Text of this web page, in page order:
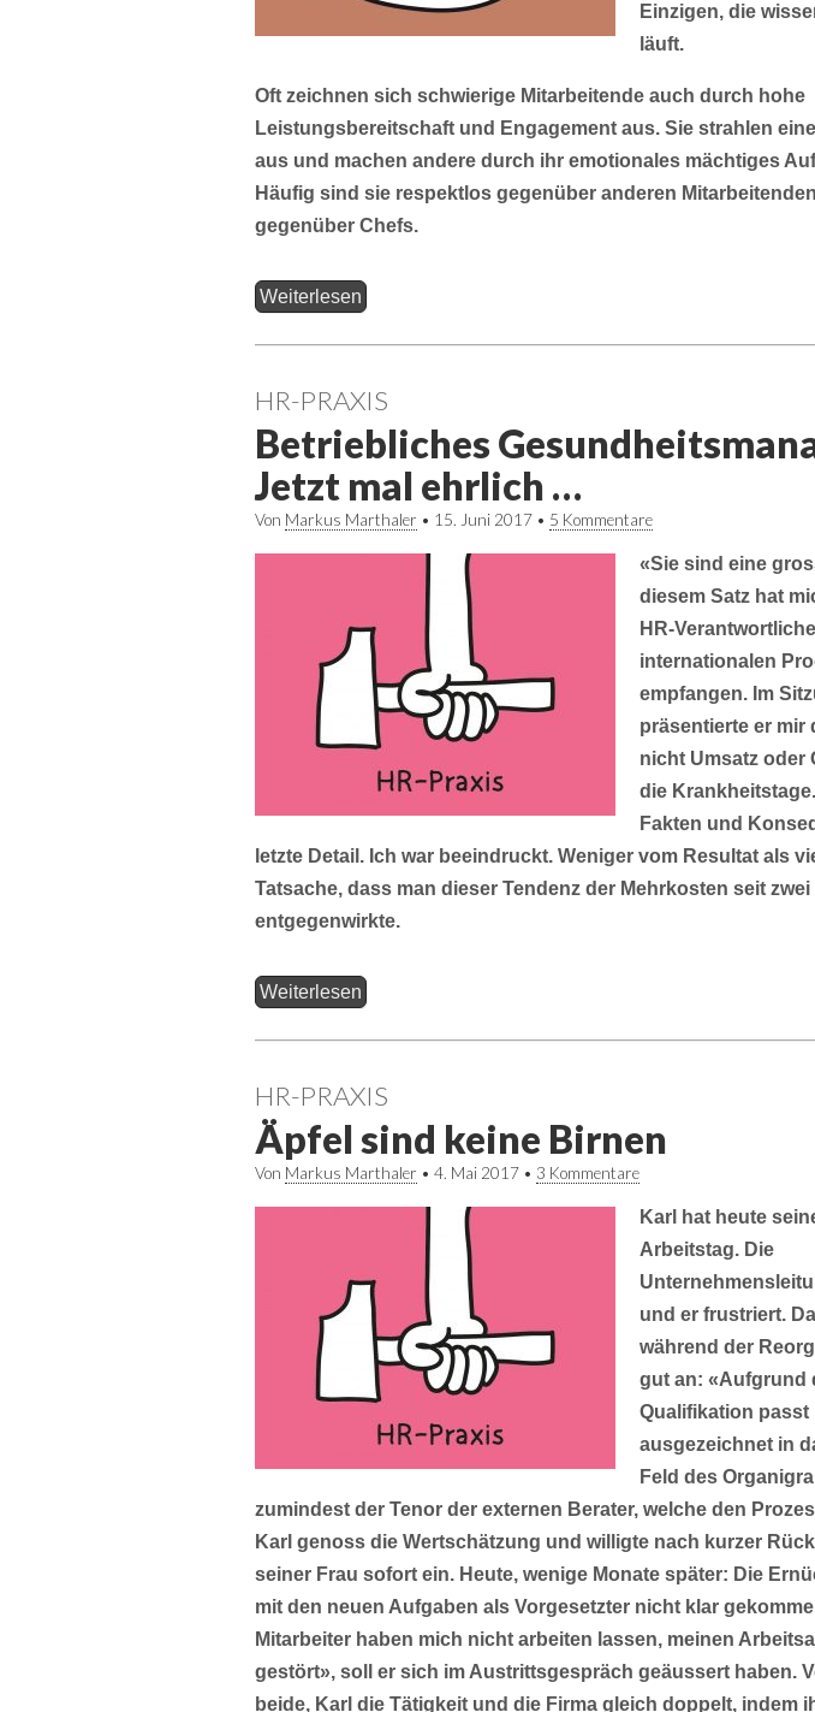
Einzigen, die
läuft.
Oft zeichnen sich schwierige Mitarbeitende auch durch hohe
Leistungsbereitschaft und Engagement aus. Sie strahlen
aus und machen andere durch ihr emotionales mächtiges
Häufig sind sie respektlos gegenüber anderen
gegenüber Chefs.
Weiterlesen
HR-PRAXIS
Betriebliches
Jetzt mal ehrlich …
Von Markus Marthaler • 15. Juni 2017 • 5 Kommentare
«Sie sind eine
diesem Satz hat
HR-
internationalen
empfangen. Im
präsentierte er mir
nicht Umsatz oder
die
Fakten und
letzte Detail. Ich war beeindruckt. Weniger vom Resultat als
Tatsache, dass man dieser Tendenz der Mehrkosten seit
entgegenwirkte.
Weiterlesen
HR-PRAXIS
Äpfel sind keine Birnen
Von Markus Marthaler • 4. Mai 2017 • 3 Kommentare
Karl hat heute
Arbeitstag. Die
und er frustriert.
während der
gut an: «Aufgrund
Qualifikation passt
ausgezeichnet in
Feld des
zumindest der Tenor der externen Berater, welche den
Karl genoss die Wertschätzung und willigte nach kurzer
seiner Frau sofort ein. Heute, wenige Monate später: Die
mit den neuen Aufgaben als Vorgesetzter nicht klar
Mitarbeiter haben mich nicht arbeiten lassen, meinen
gestört», soll er sich im Austrittsgespräch geäussert haben.
beide, Karl die Tätigkeit und die Firma gleich doppelt, indem